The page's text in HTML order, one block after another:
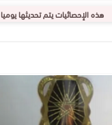
هذه الإحصائيات يتم تحديثها يوميا